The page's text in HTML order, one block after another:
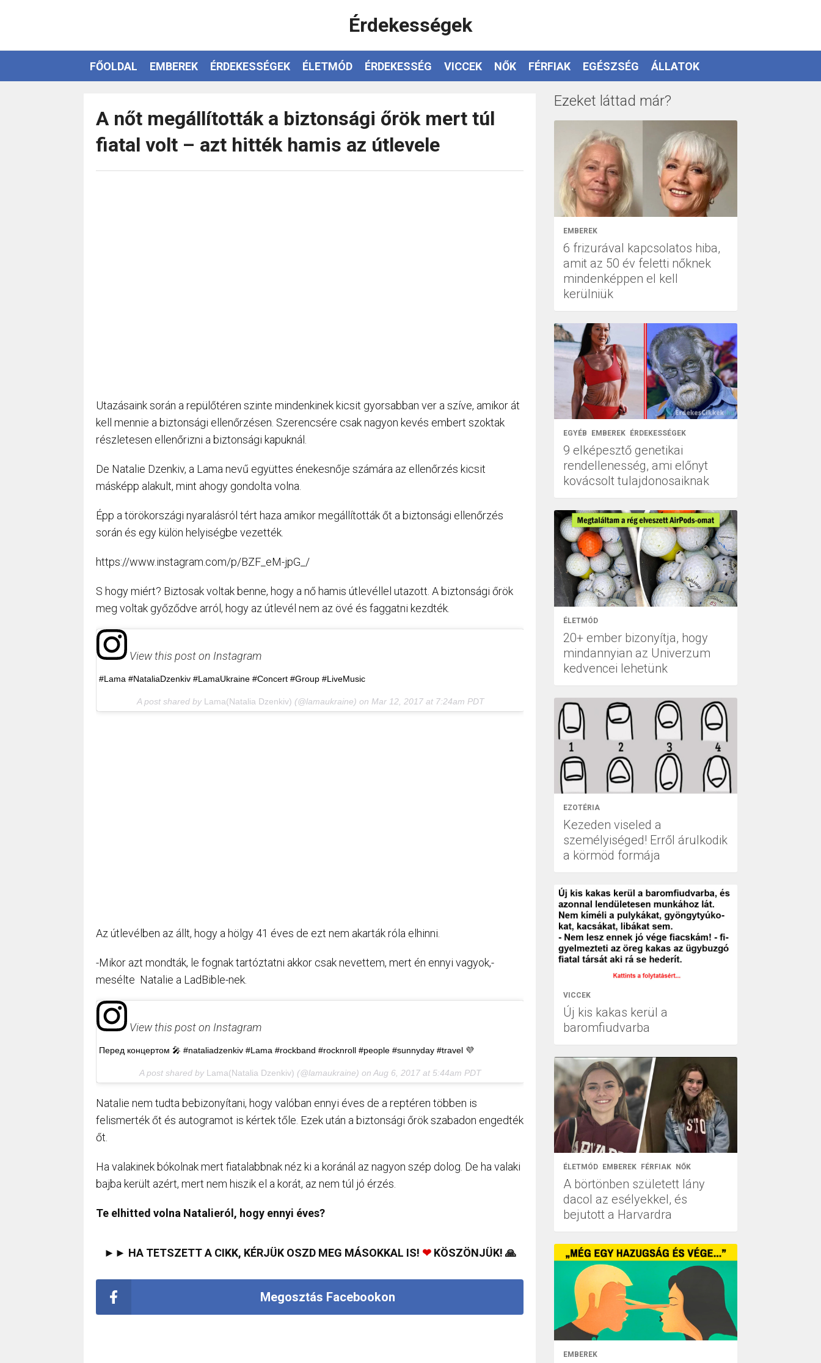
Érdekességek
FŐOLDAL EMBEREK ÉRDEKESSÉGEK ÉLETMÓD ÉRDEKESSÉG VICCEK NŐK FÉRFIAK EGÉSZSÉG ÁLLATOK
A nőt megállították a biztonsági őrök mert túl
fiatal volt – azt hitték hamis az útlevele
Utazásaink során a repülőtéren szinte mindenkinek kicsit gyorsabban ver a szíve, amikor át
kell mennie a biztonsági ellenőrzésen. Szerencsére csak nagyon kevés embert szoktak
részletesen ellenőrizni a biztonsági kapuknál.
De Natalie Dzenkiv, a Lama nevű együttes énekesnője számára az ellenőrzés kicsit
másképp alakult, mint ahogy gondolta volna.
Épp a törökországi nyaralásról tért haza amikor megállították őt a biztonsági ellenőrzés
során és egy külön helyiségbe vezették.
https://www.instagram.com/p/BZF_eM-jpG_/
S hogy miért? Biztosak voltak benne, hogy a nő hamis útlevéllel utazott. A biztonsági őrök
meg voltak győződve arról, hogy az útlevél nem az övé és faggatni kezdték.
View this post on Instagram
#Lama #NataliaDzenkiv #LamaUkraine #Concert #Group #LiveMusic
A post shared by Lama(Natalia Dzenkiv) (@lamaukraine) on Mar 12, 2017 at 7:24am PDT
Az útlevélben az állt, hogy a hölgy 41 éves de ezt nem akarták róla elhinni.
-Mikor azt mondták, le fognak tartóztatni akkor csak nevettem, mert én ennyi vagyok,-
mesélte Natalie a LadBible-nek.
View this post on Instagram
Перед концертом 🎤 #nataliadzenkiv #Lama #rockband #rocknroll #people #sunnyday #travel 💜
A post shared by Lama(Natalia Dzenkiv) (@lamaukraine) on Aug 6, 2017 at 5:44am PDT
Natalie nem tudta bebizonyítani, hogy valóban ennyi éves de a reptéren többen is
felismerték őt és autogramot is kértek tőle. Ezek után a biztonsági őrök szabadon engedték
őt.
Ha valakinek bókolnak mert fiatalabbnak néz ki a koránál az nagyon szép dolog. De ha valaki
bajba került azért, mert nem hiszik el a korát, az nem túl jó érzés.
Te elhitted volna Natalieról, hogy ennyi éves?
►► HA TETSZETT A CIKK, KÉRJÜK OSZD MEG MÁSOKKAL IS! ❤KÖSZÖNJÜK! 🙏
Megosztás Facebookon
Ezeket láttad már?
EMBEREK
6 frizurával kapcsolatos hiba,
amit az 50 év feletti nőknek
mindenképpen el kell
kerülniük
EGYÉB EMBEREK ÉRDEKESSÉGEK
9 elképesztő genetikai
rendellenesség, ami előnyt
kovácsolt tulajdonosaiknak
ÉLETMÓD
20+ ember bizonyítja, hogy
mindannyian az Univerzum
kedvencei lehetünk
EZOTÉRIA
Kezeden viseled a
személyiséged! Erről árulkodik
a körmöd formája
VICCEK
Új kis kakas kerül a
baromfiudvarba
ÉLETMÓD EMBEREK FÉRFIAK NŐK
A börtönben született lány
dacol az esélyekkel, és
bejutott a Harvardra
EMBEREK